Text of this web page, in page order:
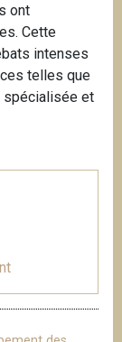
ont
Cette
intenses
telles que
spécialisée et